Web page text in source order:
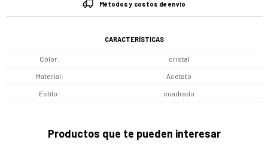
Métodos y costos de envío
CARACTERÍSTICAS
Color cristal
Material Acetato
Estilo cuadrado
Productos que te pueden interesar